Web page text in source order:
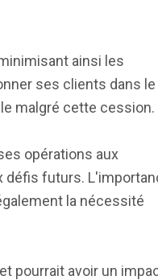
ainsi les
ses clients dans le
malgré cette cession.
opérations aux
défis futurs.
la nécessité
pourrait avoir un